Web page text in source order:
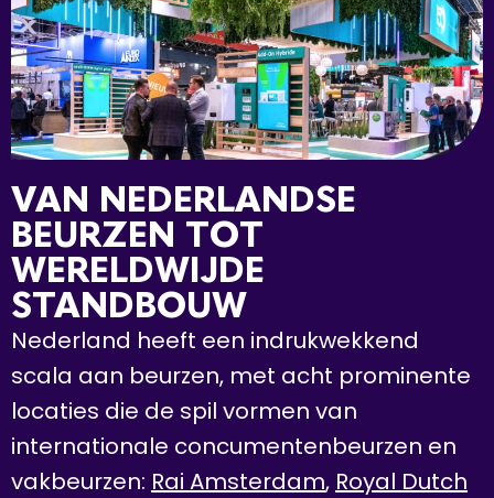
VAN NEDERLANDSE
BEURZEN TOT
WERELDWIJDE
STANDBOUW
Nederland heeft een indrukwekkend
scala aan beurzen, met acht prominente
locaties die de spil vormen van
internationale concumentenbeurzen en
vakbeurzen: Rai Amsterdam, Royal Dutch